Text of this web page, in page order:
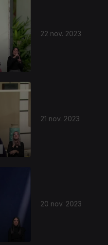
22 nov. 2023
21 nov. 2023
20 nov. 2023